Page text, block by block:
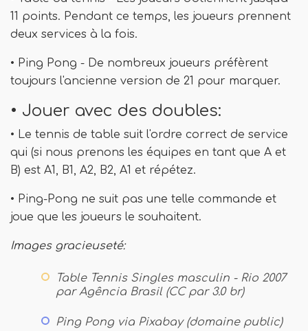
11 points. Pendant ce temps, les joueurs prennent
deux services à la fois.
• Ping Pong - De nombreux joueurs préfèrent
toujours l'ancienne version de 21 pour marquer.
• Jouer avec des doubles:
• Le tennis de table suit l'ordre correct de service
qui (si nous prenons les équipes en tant que A et
B) est A1, B1, A2, B2, A1 et répétez.
• Ping-Pong ne suit pas une telle commande et
joue que les joueurs le souhaitent.
Images gracieuseté:
Table Tennis Singles masculin - Rio 2007
par Agência Brasil (CC par 3.0 br)
Ping Pong via Pixabay (domaine public)